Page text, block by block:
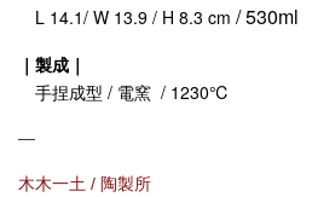
L 14.1/ W 13.9 / H 8.3 cm / 530ml
｜製成｜
手捏成型 / 電窯 / 1230℃
—
木木一土 / 陶製所